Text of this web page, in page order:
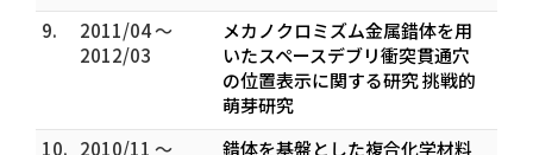
9.
2011/04 ～
2012/03
メカノクロミズム金属錯体を用
いたスペースデブリ衝突貫通穴
の位置表示に関する研究 挑戦的
萌芽研究
10. 2010/11 ～
錯体を基盤とした複合化学材料